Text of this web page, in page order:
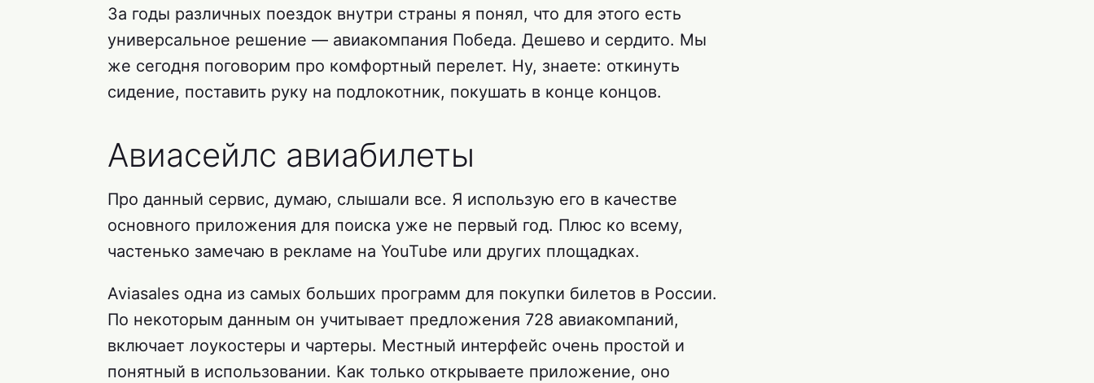
За годы различных поездок внутри страны я понял, что для этого есть
универсальное решение — авиакомпания Победа. Дешево и сердито. Мы
же сегодня поговорим про комфортный перелет. Ну, знаете: откинуть
сидение, поставить руку на подлокотник, покушать в конце концов.
Авиасейлс авиабилеты
Про данный сервис, думаю, слышали все. Я использую его в качестве
основного приложения для поиска уже не первый год. Плюс ко всему,
частенько замечаю в рекламе на YouTube или других площадках.
Aviasales одна из самых больших программ для покупки билетов в России.
По некоторым данным он учитывает предложения 728 авиакомпаний,
включает лоукостеры и чартеры. Местный интерфейс очень простой и
понятный в использовании. Как только открываете приложение, оно